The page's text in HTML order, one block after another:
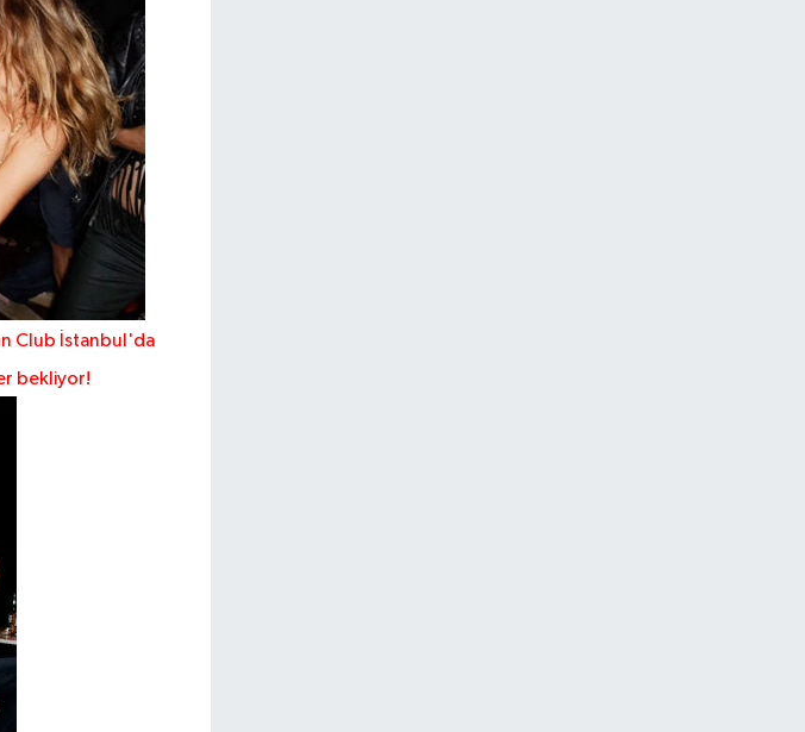
Club İstanbul'da
bekliyor!